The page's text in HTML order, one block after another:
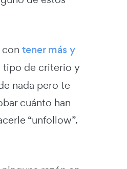
tener más y
tipo de criterio y
nada pero te
cuánto han
“unfollow”.